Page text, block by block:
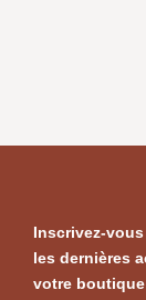
Inscrivez-
les dernières
votre boutique